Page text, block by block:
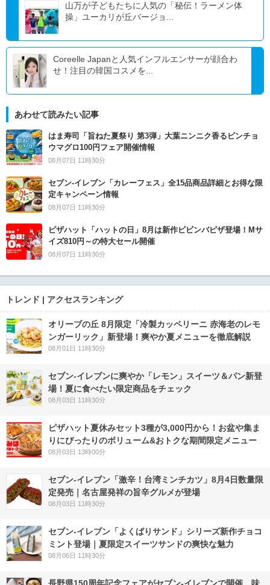
山万が子どもたちに人気の「秘伝！ラーメン体
操」ユーカリが丘バージョ...
Coreelle Japanと人気インフルエンサーが顔合わ
せ！注目の韓国コスメを...
あわせて読みたい記事
はま寿司「旨ねた夏祭り 第3弾」大葉ニンニク香るビンチョ
ウマグロ100円フェア開催情報
08月07日 11時30分
セブン‐イレブン「カレーフェス」全15品商品詳細とお得な限
定キャンペーン情報
08月07日 11時30分
ピザハット「ハットの日」8月は新作ビビンバピザ登場！Mサ
イズ810円～の特大セール開催
08月07日 11時30分
トレンド | アクセスランキング
オリーブの丘 8月限定「冷製カッペリーニ 赤海老のレモ
ンガーリック」新登場！爽やか夏メニューを徹底解説
08月01日 11時30分
セブン‐イレブンに爽やか「レモン」スイーツ＆パン新登
場！夏に食べたい限定商品をチェック
08月03日 11時30分
ピザハット夏休みセット3種が3,000円から！お盆や集ま
りにぴったりのボリューム&おトクな期間限定メニュー
08月03日 13時00分
セブン-イレブン「激辛！台湾ミンチカツ」8月4日数量限
定発売｜名古屋発祥の旨辛グルメが登場
08月03日 11時30分
セブン‐イレブン「よくばりサンド」シリーズ新作チョコ
ミント登場｜夏限定スイーツサンドの爽快な魅力
08月06日 11時30分